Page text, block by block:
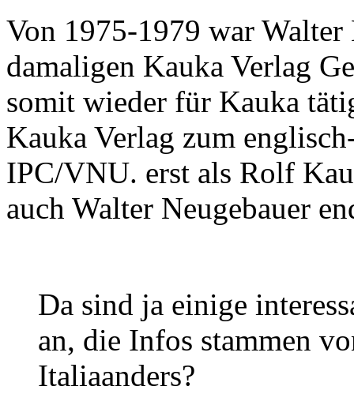
Von 1975-1979 war Walter
damaligen Kauka Verlag
somit wieder für Kauka
Kauka Verlag zum
IPC/VNU. erst als Rolf
auch Walter Neugebauer
Da sind ja einige
an, die Infos stammen
Italiaanders?